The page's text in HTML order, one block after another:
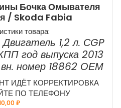
Бочка Омывателя
/ Skoda Fabia
товара:
1,2 л. СGP
год выпуска 2013
номер 18862 ОЕМ
ИДЁТ КОРРЕКТИРОВКА
ПО ТЕЛЕФОНУ
₽